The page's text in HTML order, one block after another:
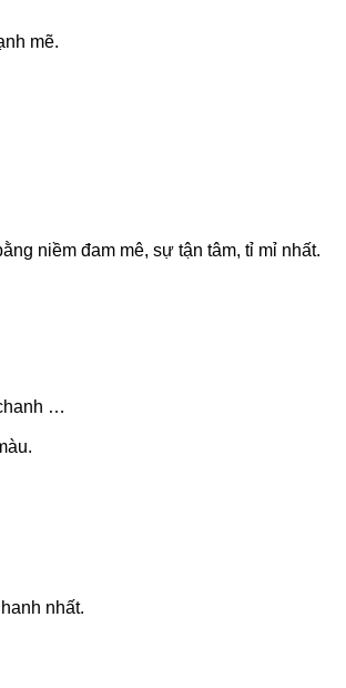
mẽ.
niềm đam mê, sự tận tâm, tỉ mỉ nhất.
…
nhất.